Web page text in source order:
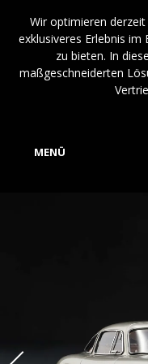
Wir optimieren
exklusiveres Erlebnis
zu bieten. In
maßgeschneiderten
MENÜ